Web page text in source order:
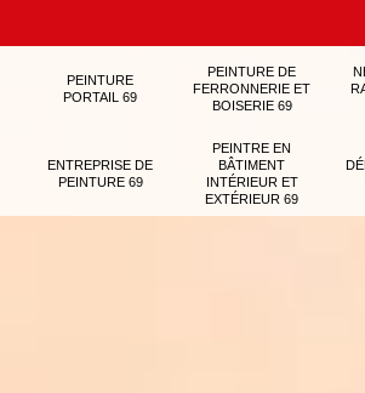
PEINTURE
PORTAIL 69
PEINTURE DE
FERRONNERIE ET
BOISERIE 69
ENTREPRISE DE
PEINTURE 69
PEINTRE EN
BÂTIMENT
INTÉRIEUR ET
EXTÉRIEUR 69